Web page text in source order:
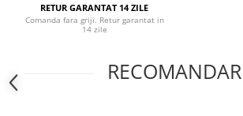
RETUR GARANTAT 14 ZILE
Comanda fara griji. Retur garantat in
14 zile